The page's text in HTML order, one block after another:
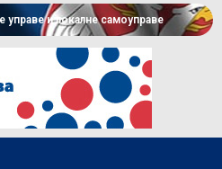
и локалне самоуправе